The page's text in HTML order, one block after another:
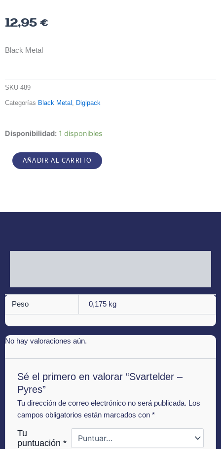
12,95 €
Black Metal
SKU 489
Categorías Black Metal , Digipack
Disponibilidad: 1 disponibles
Svartelder
Pyres
cantidadAÑADIR AL CARRITO
Peso 0,175 kg
No hay valoraciones aún.
Sé el primero en valorar “Svartelder –
Pyres”
Tu dirección de correo electrónico no será publicada. Los
campos obligatorios están marcados con*
Tu
puntuación*